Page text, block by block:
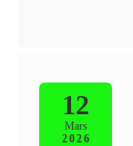
12
Mars
2026